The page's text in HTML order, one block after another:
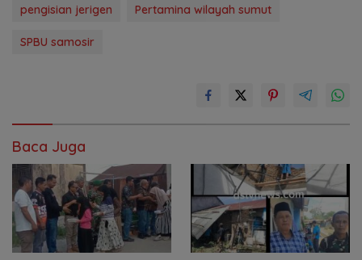
pengisian jerigen Pertamina wilayah sumut
SPBU samosir
Baca Juga